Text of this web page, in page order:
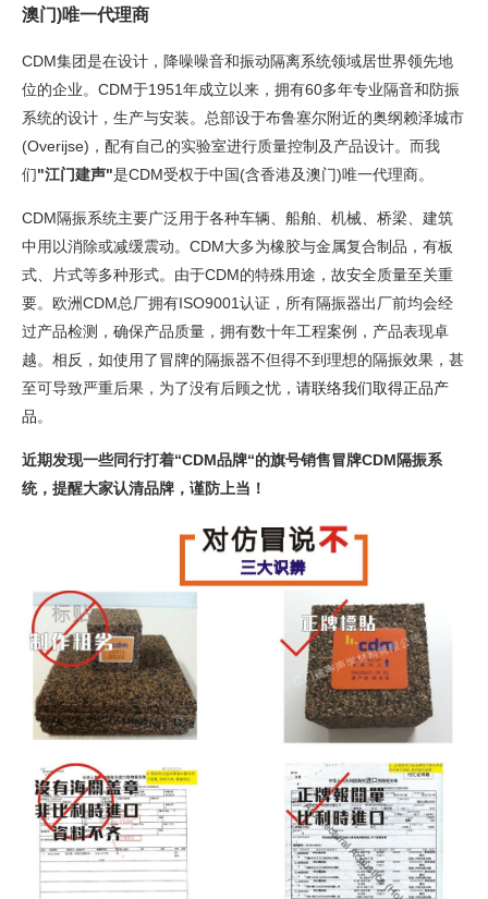
澳门)唯一代理商
CDM集团是在设计，降噪噪音和振动隔离系统领域居世界领先地
位的企业。CDM于1951年成立以来，拥有60多年专业隔音和防振
系统的设计，生产与安装。总部设于布鲁塞尔附近的奥纲赖泽城市
(Overijse)，配有自己的实验室进行质量控制及产品设计。而我
们"江门建声"是CDM受权于中国(含香港及澳门)唯一代理商。
CDM隔振系统主要广泛用于各种车辆、船舶、机械、桥梁、建筑
中用以消除或减缓震动。CDM大多为橡胶与金属复合制品，有板
式、片式等多种形式。由于CDM的特殊用途，故安全质量至关重
要。欧洲CDM总厂拥有ISO9001认证，所有隔振器出厂前均会经
过产品检测，确保产品质量，拥有数十年工程案例，产品表现卓
越。相反，如使用了冒牌的隔振器不但得不到理想的隔振效果，甚
至可导致严重后果，为了没有后顾之忧， 请联络我们取得正品产
品。
近期发现一些同行打着“CDM品牌“的旗号销售冒牌CDM隔振系
统，提醒大家认清品牌，谨防上当！